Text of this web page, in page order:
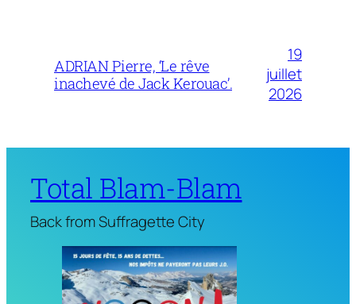
ADRIAN Pierre, ‘Le rêve
inachevé de Jack Kerouac’.
19
juillet
2026
Total Blam-Blam
Back from Suffragette City